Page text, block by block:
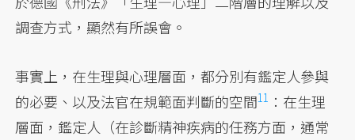
調查方式，顯然有所誤會。
事實上，在生理與心理層面，都分別有鑑定人參與
的必要、以及法官在規範面判斷的空間11 ：在生理
層面，鑑定人（在診斷精神疾病的任務方面，通常